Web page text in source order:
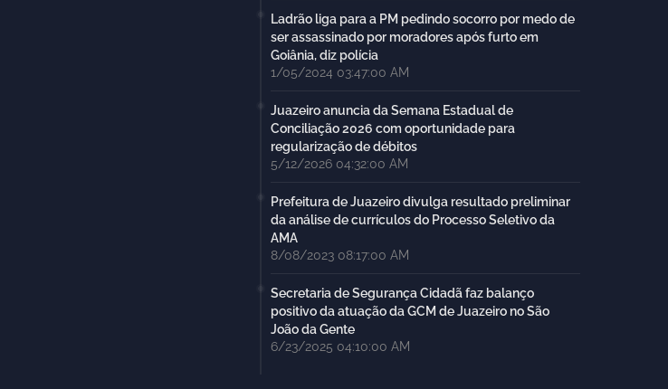
Ladrão liga para a PM pedindo socorro por medo de
ser assassinado por moradores após furto em
Goiânia, diz polícia
1/05/2024 03:47:00 AM
Juazeiro anuncia da Semana Estadual de
Conciliação 2026 com oportunidade para
regularização de débitos
5/12/2026 04:32:00 AM
Prefeitura de Juazeiro divulga resultado preliminar
da análise de currículos do Processo Seletivo da
AMA
8/08/2023 08:17:00 AM
Secretaria de Segurança Cidadã faz balanço
positivo da atuação da GCM de Juazeiro no São
João da Gente
6/23/2025 04:10:00 AM